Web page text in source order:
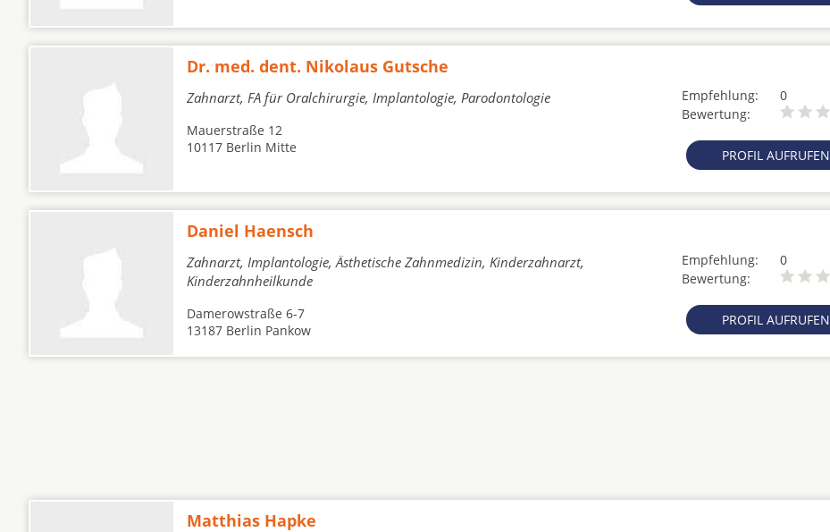
Dr. med. dent. Nikolaus Gutsche
Zahnarzt, FA für Oralchirurgie, Implantologie, Parodontologie Empfehlung:
0
Bewertung:
PROFIL AUFRUFEN
Mauerstraße 12
10117 Berlin Mitte
Daniel Haensch
Zahnarzt, Implantologie, Ästhetische Zahnmedizin, Kinderzahnarzt,
Kinderzahnheilkunde
Empfehlung:
0
Bewertung:
PROFIL AUFRUFEN
Damerowstraße 6-7
13187 Berlin Pankow
Matthias Hapke